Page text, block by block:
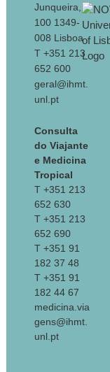
Junqueira,
100 1349-
008 Lisboa
T +351 213
652 600
geral@ihmt.
unl.pt
Consulta
do Viajante
e Medicina
Tropical
T +351 213
652 630
T +351 213
652 690
T +351 91
182 37 48
T +351 91
182 44 67
medicina.via
gens@ihmt.
unl.pt